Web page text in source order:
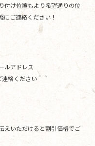
付け位置もより希望通りの位
にご連絡ください！
ルアドレス
絡ください＾＾
えいただけると割引価格でご